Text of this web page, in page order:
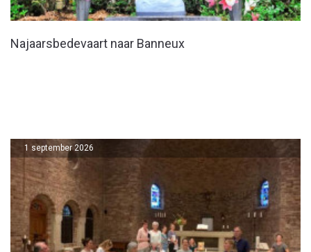
Najaarsbedevaart naar Banneux
1 september 2026